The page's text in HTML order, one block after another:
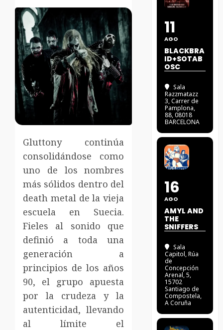
Gluttony continúa
consolidándose como
uno de los nombres
más sólidos dentro del
death metal de la vieja
escuela en Suecia.
Fieles al sonido que
definió a toda una
generación a
principios de los años
90, el grupo apuesta
por la crudeza y la
autenticidad, llevando
al límite el
11
AGO
BLACKBRA
ID+SOTAB
OSC
Sala
Razzmatazz
3, Carrer de
Pamplona,
88, 08018
BARCELONA
16
AGO
AMYL AND
THE
SNIFFERS
Sala
Capitol, Rúa
de
Concepción
Arenal, 5,
15702
Santiago de
Compostela,
A Coruña